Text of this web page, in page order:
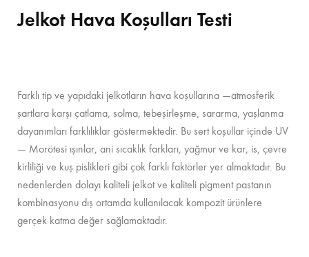
Jelkot Hava Koşulları Testi
Farklı tip ve yapıdaki jelkotların hava koşullarına —atmosferik
şartlara karşı çatlama, solma, tebeşirleşme, sararma, yaşlanma
dayanımları farklılıklar göstermektedir. Bu sert koşullar içinde UV
— Morötesi ışınlar, ani sıcaklık farkları, yağmur ve kar, is, çevre
kirliliği ve kuş pislikleri gibi çok farklı faktörler yer almaktadır. Bu
nedenlerden dolayı kaliteli jelkot ve kaliteli pigment pastanın
kombinasyonu dış ortamda kullanılacak kompozit ürünlere
gerçek katma değer sağlamaktadır.